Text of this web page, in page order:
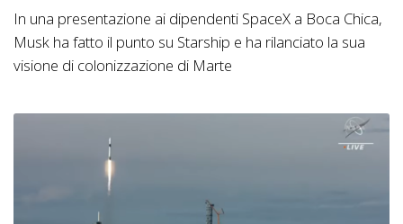
In una presentazione ai dipendenti SpaceX a Boca Chica,
Musk ha fatto il punto su Starship e ha rilanciato la sua
visione di colonizzazione di Marte